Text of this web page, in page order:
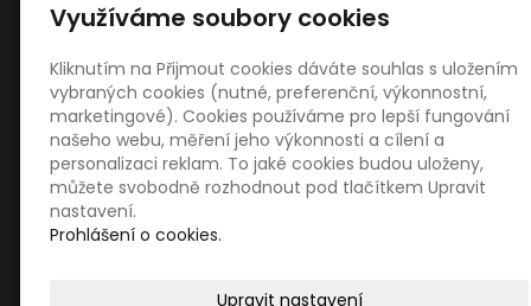
Kontakty
Štefan Malinčík - stolařství
Výkleky 112
75125 Veselíčko
18469621
malincik@malincik.eu
+420 608 443 352
Využíváme soubory cookies
Kliknutím na Přijmout cookies dáváte souhlas s uložením
vybraných cookies (nutné, preferenční, výkonnostní,
marketingové). Cookies používáme pro lepší fungování
našeho webu, měření jeho výkonnosti a cílení a
personalizaci reklam. To jaké cookies budou uloženy,
můžete svobodně rozhodnout pod tlačítkem Upravit
nastavení.
Prohlášení o cookies.
Upravit nastavení